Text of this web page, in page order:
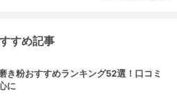
すめ記事
き粉おすすめランキング52選！口コミ
に